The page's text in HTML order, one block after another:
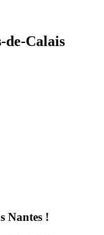
de-Calais
Nantes !